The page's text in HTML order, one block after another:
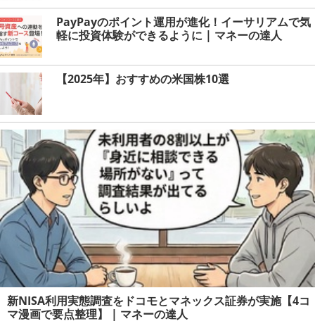
PayPayのポイント運用が進化！イーサリアムで気
軽に投資体験ができるように | マネーの達人
【2025年】おすすめの米国株10選
新NISA利用実態調査をドコモとマネックス証券が実施【4コ
マ漫画で要点整理】 | マネーの達人